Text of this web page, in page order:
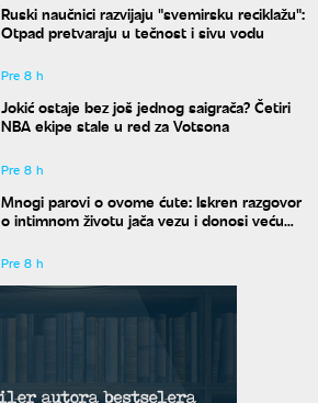
Ruski naučnici razvijaju "svemirsku reciklažu":
Otpad pretvaraju u tečnost i sivu vodu
Pre 8 h
Jokić ostaje bez još jednog saigrača? Četiri
NBA ekipe stale u red za Votsona
Pre 8 h
Mnogi parovi o ovome ćute: Iskren razgovor
o intimnom životu jača vezu i donosi veću
Pre 8 h